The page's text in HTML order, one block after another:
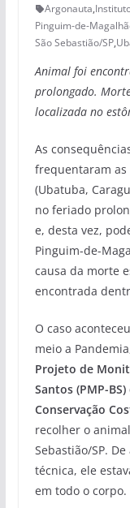
Argonauta,
Pinguim-de-
São Sebastião/SP,
Animal foi
prolongado.
localizada no
As
frequentaram
(Ubatuba,
no feriado
e, desta vez,
Pinguim-de-
causa da morte
encontrada
O caso
meio a
Projeto de
Santos (PMP-
Conservação
recolher o
Sebastião/SP.
técnica, ele
em todo o corpo.